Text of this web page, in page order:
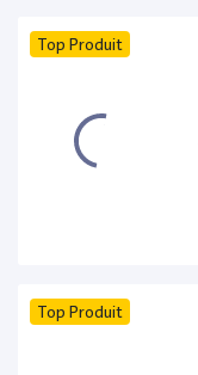
Top Produit
Top Produit